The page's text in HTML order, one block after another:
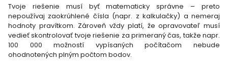
Tvoje riešenie musí byť matematicky správne – preto
nepoužívaj zaokrúhlené čísla (napr. z kalkulačky) a nemeraj
hodnoty pravítkom. Zároveň vždy platí, že opravovateľ musí
vedieť skontrolovať tvoje riešenie za primeraný čas, takže napr.
100 000 možností vypísaných počítačom nebude
ohodnotených plným počtom bodov.